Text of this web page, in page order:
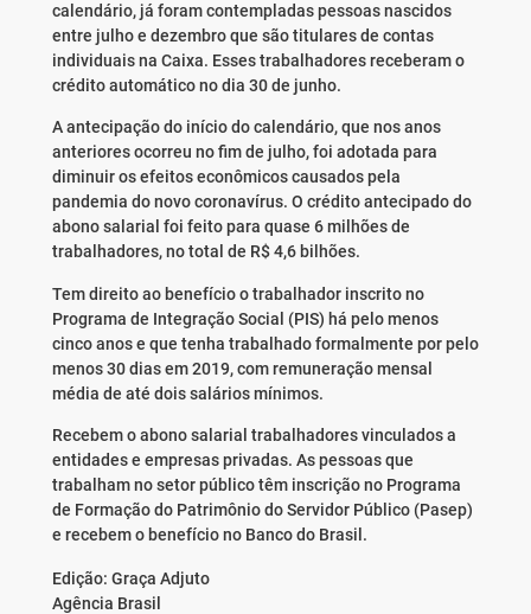
calendário, já foram contempladas pessoas nascidos
entre julho e dezembro que são titulares de contas
individuais na Caixa. Esses trabalhadores receberam o
crédito automático no dia 30 de junho.
A antecipação do início do calendário, que nos anos
anteriores ocorreu no fim de julho, foi adotada para
diminuir os efeitos econômicos causados pela
pandemia do novo coronavírus. O crédito antecipado do
abono salarial foi feito para quase 6 milhões de
trabalhadores, no total de R$ 4,6 bilhões.
Tem direito ao benefício o trabalhador inscrito no
Programa de Integração Social (PIS) há pelo menos
cinco anos e que tenha trabalhado formalmente por pelo
menos 30 dias em 2019, com remuneração mensal
média de até dois salários mínimos.
Recebem o abono salarial trabalhadores vinculados a
entidades e empresas privadas. As pessoas que
trabalham no setor público têm inscrição no Programa
de Formação do Patrimônio do Servidor Público (Pasep)
e recebem o benefício no Banco do Brasil.
Edição: Graça Adjuto
Agência Brasil